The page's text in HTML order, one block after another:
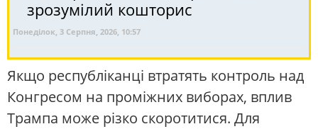
зрозумілий кошторис
Понеділок, 3 Серпня, 2026, 10:57
Якщо республіканці втратять контроль над
Конгресом на проміжних виборах, вплив
Трампа може різко скоротитися. Для